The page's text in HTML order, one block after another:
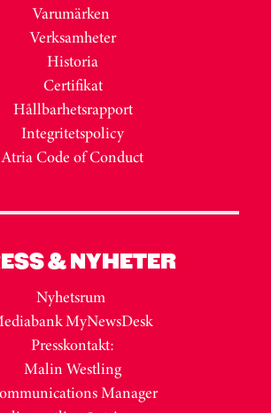
Varumärken
Verksamheter
Historia
Certifikat
Hållbarhetsrapport
Integritetspolicy
Atria Code of Conduct
& NYHETER
Nyhetsrum
MyNewsDesk
Presskontakt:
Malin Westling
Manager